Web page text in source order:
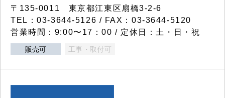
〒135-0011 東京都江東区扇橋3-2-6
TEL：03-3644-5126 / FAX：03-3644-5120
営業時間：9:00〜17：00 / 定休日：土・日・祝
販売可 工事・取付可